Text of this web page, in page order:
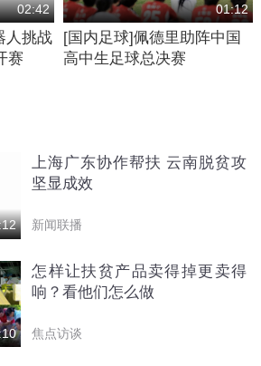
02:42
人挑战
赛
01:12
[国内足球]佩德里助阵中国
高中生足球总决赛
上海广东协作帮扶 云南脱贫攻
坚显成效
新闻联播
怎样让扶贫产品卖得掉更卖得
响？看他们怎么做
焦点访谈